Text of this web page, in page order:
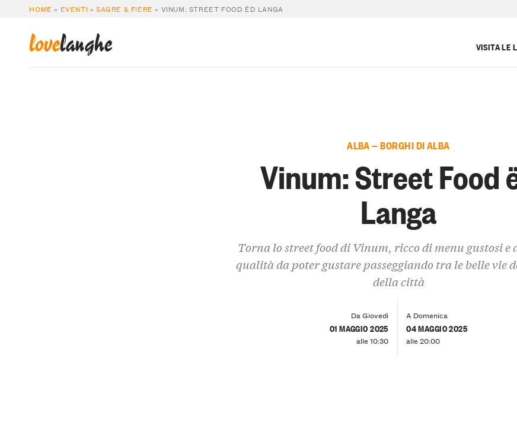
HOME » EVENTI »SAGRE & FIERE » VINUM: STREET FOOD ËD LANGA
lovelanghe VISITA LE
ALBA — BORGHI DI ALBA
Vinum: Street Food
Langa
Torna lo street food di Vinum, ricco di menu gustosi e
qualità da poter gustare passeggiando tra le belle vie
della città
Da Giovedì
01 MAGGIO 2025
alle 10:30
A Domenica
04 MAGGIO 2025
alle 20:00